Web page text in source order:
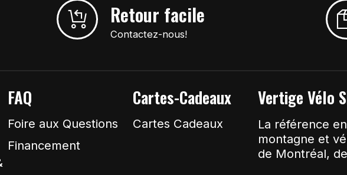
Retour facile
Contactez-nous!
FAQ
Foire aux Questions
Financement
Cartes-Cadeaux
Cartes Cadeaux
Vertige Vélo
La référence
montagne et
de Montréal,